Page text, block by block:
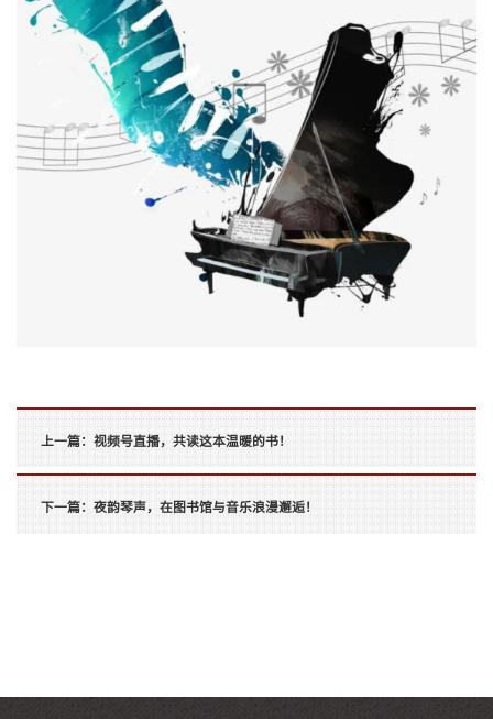
上一篇：视频号直播，共读这本温暖的书！
下一篇：夜韵琴声，在图书馆与音乐浪漫邂逅！